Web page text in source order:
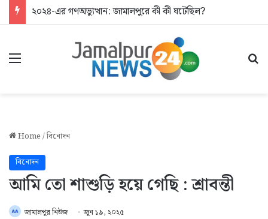
২০২৪-এর গণঅভ্যুত্থান: জামালপুরে কী কী ঘটেছিল?
Menu
Home/বিনোদন
বিনোদন
আমি তো শাশুড়ি হয়ে গেছি : শ্রাবন্তী
জামালপুর নিউজ জুন ১৯, ২০২৫